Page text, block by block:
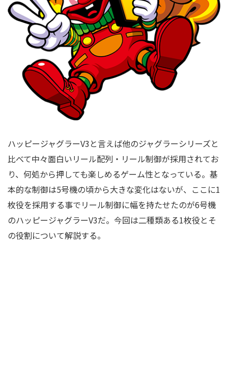
ハッピージャグラーV3と言えば他のジャグラーシリーズと
比べて中々面白いリール配列・リール制御が採用されてお
り、何処から押しても楽しめるゲーム性となっている。基
本的な制御は5号機の頃から大きな変化はないが、ここに1
枚役を採用する事でリール制御に幅を持たせたのが6号機
のハッピージャグラーV3だ。今回は二種類ある1枚役とそ
の役割について解説する。